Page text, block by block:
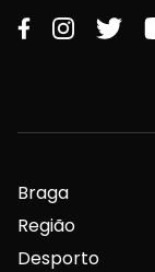
Braga
Região
Desporto